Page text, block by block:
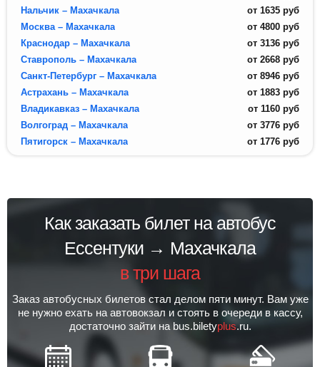
Нальчик – Махачкала
от 1635 руб
Москва – Махачкала
от 4800 руб
Краснодар – Махачкала
от 3136 руб
Ставрополь – Махачкала
от 2668 руб
Санкт-Петербург – Махачкала
от 8946 руб
Астрахань – Махачкала
от 1883 руб
Владикавказ – Махачкала
от 1160 руб
Волгоград – Махачкала
от 3776 руб
Пятигорск – Махачкала
от 1776 руб
Как заказать билет на автобус
Ессентуки → Махачкала
в три шага
Заказ автобусных билетов стал делом пяти минут. Вам уже
не нужно ехать на автовокзал и стоять в очереди в кассу,
достаточно зайти на bus.biletyplus.ru.